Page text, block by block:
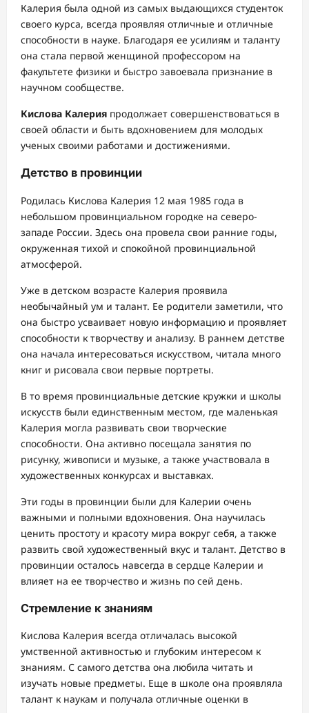
Калерия была одной из самых выдающихся студенток
своего курса, всегда проявляя отличные и отличные
способности в науке. Благодаря ее усилиям и таланту
она стала первой женщиной профессором на
факультете физики и быстро завоевала признание в
научном сообществе.
Кислова Калерия продолжает совершенствоваться в
своей области и быть вдохновением для молодых
ученых своими работами и достижениями.
Детство в провинции
Родилась Кислова Калерия 12 мая 1985 года в
небольшом провинциальном городке на северо-
западе России. Здесь она провела свои ранние годы,
окруженная тихой и спокойной провинциальной
атмосферой.
Уже в детском возрасте Калерия проявила
необычайный ум и талант. Ее родители заметили, что
она быстро усваивает новую информацию и проявляет
способности к творчеству и анализу. В раннем детстве
она начала интересоваться искусством, читала много
книг и рисовала свои первые портреты.
В то время провинциальные детские кружки и школы
искусств были единственным местом, где маленькая
Калерия могла развивать свои творческие
способности. Она активно посещала занятия по
рисунку, живописи и музыке, а также участвовала в
художественных конкурсах и выставках.
Эти годы в провинции были для Калерии очень
важными и полными вдохновения. Она научилась
ценить простоту и красоту мира вокруг себя, а также
развить свой художественный вкус и талант. Детство в
провинции осталось навсегда в сердце Калерии и
влияет на ее творчество и жизнь по сей день.
Стремление к знаниям
Кислова Калерия всегда отличалась высокой
умственной активностью и глубоким интересом к
знаниям. С самого детства она любила читать и
изучать новые предметы. Еще в школе она проявляла
талант к наукам и получала отличные оценки в